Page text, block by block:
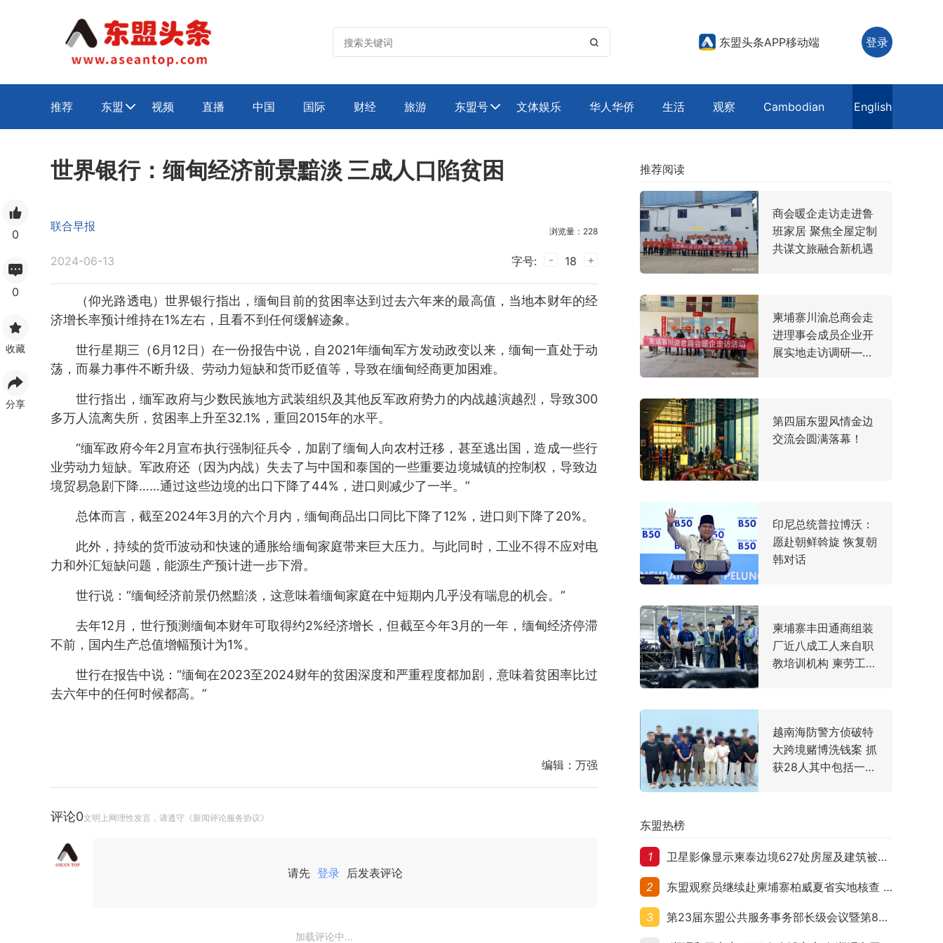
 东盟头条APP移动端 登录
推荐 东盟  视频 直播 中国 国际 财经 旅游 东盟号 文体娱乐 华人华侨 生活 观察 Cambodian English
0
0
收藏
分享
世界银行：缅甸经济前景黯淡 三成人口陷贫困
联合早报 浏览量：228
2024-06-13 字号: - 18 +
（仰光路透电）世界银行指出，缅甸目前的贫困率达到过去六年来的最高值，当地本财年的经
济增长率预计维持在1%左右，且看不到任何缓解迹象。
世行星期三（6月12日）在一份报告中说，自2021年缅甸军方发动政变以来，缅甸一直处于动
荡，而暴力事件不断升级、劳动力短缺和货币贬值等，导致在缅甸经商更加困难。
世行指出，缅军政府与少数民族地方武装组织及其他反军政府势力的内战越演越烈，导致300
多万人流离失所，贫困率上升至32.1%，重回2015年的水平。
“缅军政府今年2月宣布执行强制征兵令，加剧了缅甸人向农村迁移，甚至逃出国，造成一些行
业劳动力短缺。军政府还（因为内战）失去了与中国和泰国的一些重要边境城镇的控制权，导致边
境贸易急剧下降……通过这些边境的出口下降了44%，进口则减少了一半。”
总体而言，截至2024年3月的六个月内，缅甸商品出口同比下降了12%，进口则下降了20%。
此外，持续的货币波动和快速的通胀给缅甸家庭带来巨大压力。与此同时，工业不得不应对电
力和外汇短缺问题，能源生产预计进一步下滑。
世行说：“缅甸经济前景仍然黯淡，这意味着缅甸家庭在中短期内几乎没有喘息的机会。”
去年12月，世行预测缅甸本财年可取得约2%经济增长，但截至今年3月的一年，缅甸经济停滞
不前，国内生产总值增幅预计为1%。
世行在报告中说：“缅甸在2023至2024财年的贫困深度和严重程度都加剧，意味着贫困率比过
去六年中的任何时候都高。”
编辑： 万强
评论0文明上网理性发言，请遵守《新闻评论服务协议》
请先 登录 后发表评论
加载评论中...
推荐阅读
商会暖企走访走进鲁
班家居 聚焦全屋定制
共谋文旅融合新机遇
柬埔寨川渝总商会走
进理事会成员企业开
展实地走访调研——
第四届东盟风情金边
交流会圆满落幕！
印尼总统普拉博沃：
愿赴朝鲜斡旋 恢复朝
韩对话
柬埔寨丰田通商组装
厂近八成工人来自职
教培训机构 柬劳工大
越南海防警方侦破特
大跨境赌博洗钱案 抓
获28人其中包括一名
东盟热榜
1 卫星影像显示柬泰边境627处房屋及建筑被夷平 人权组织呼吁保护平民财产
2 东盟观察员继续赴柬埔寨柏威夏省实地核查 走访遭袭柬埔寨平民村庄
3 第23届东盟公共服务事务部长级会议暨第8届东盟与中日韩公共服务事务部长级会议在柬埔寨暹粒开幕